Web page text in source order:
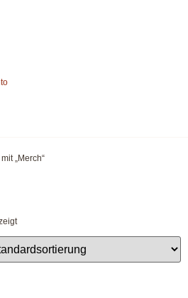
„Merch“